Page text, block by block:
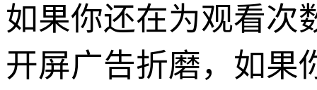
如果你还在为观看次
开屏广告折磨，如果